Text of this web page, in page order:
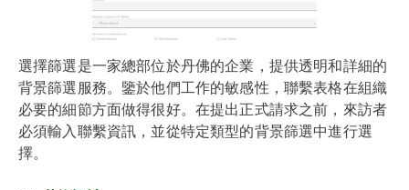
選擇篩選是一家總部位於丹佛的企業，提供透明和詳細的
背景篩選服務。鑒於他們工作的敏感性，聯繫表格在組織
必要的細節方面做得很好。在提出正式請求之前，來訪者
必須輸入聯繫資訊，並從特定類型的背景篩選中進行選
擇。